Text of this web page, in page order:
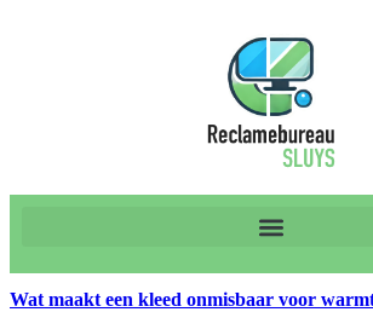
Wat maakt een kleed onmisbaar voor